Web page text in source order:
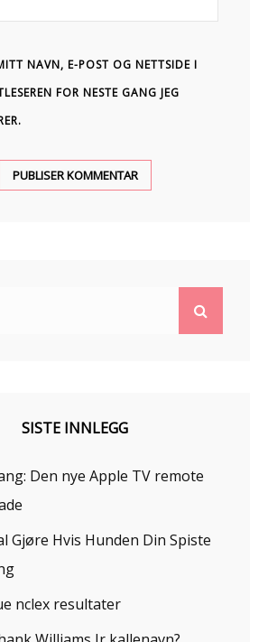
NAVN, E-POST OG NETTSIDE I
FOR NESTE GANG JEG
SISTE INNLEGG
Den nye Apple TV remote
Gjøre Hvis Hunden Din Spiste
nclex resultater